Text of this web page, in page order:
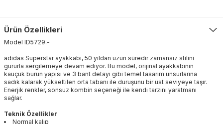
Ürün Özellikleri
Model ID5729.-
adidas Superstar ayakkabı, 50 yıldan uzun süredir zamansız stilini
gururla sergilemeye devam ediyor. Bu model, orijinal ayakkabının
kauçuk burun yapısı ve 3 bant detayı gibi temel tasarım unsurlarına
sadık kalarak yükseltilen orta tabanı ile duruşunu bir üst seviyeye taşır.
Enerjik renkler, sonsuz kombin seçeneği ile kendi tarzını yaratmanı
sağlar.
Teknik Özellikler
Normal kalıp